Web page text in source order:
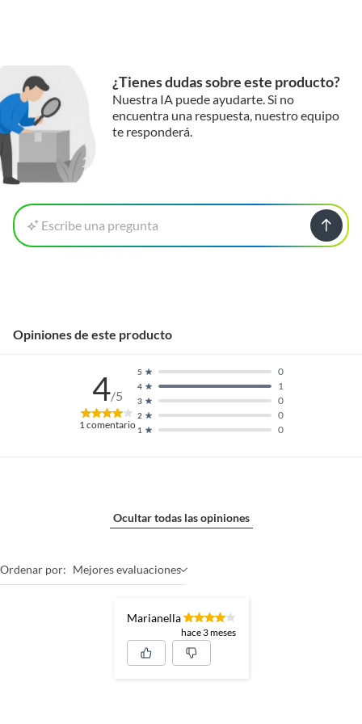
¿Tienes dudas sobre este producto?
Nuestra IA puede ayudarte. Si no
encuentra una respuesta, nuestro equipo
te responderá.
Escribe una pregunta
Opiniones de este producto
4/5
1comentario 1 0
2 0
3 0
4 1
5 0
Ocultar todas las opiniones
Ordenar por: Mejores evaluaciones
Marianella
hace 3 meses